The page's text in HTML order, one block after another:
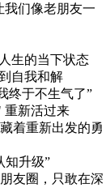
我们像老朋友一
生的当下状态
自我和解
终于不生气了”
重新活过来
着重新出发的勇
知升级”
友圈，只敢在深